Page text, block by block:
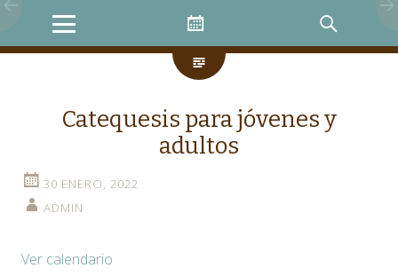
Menu
Widgets
Search
Catequesis para jóvenes y
adultos
30 ENERO, 2022
ADMIN
Ver calendario